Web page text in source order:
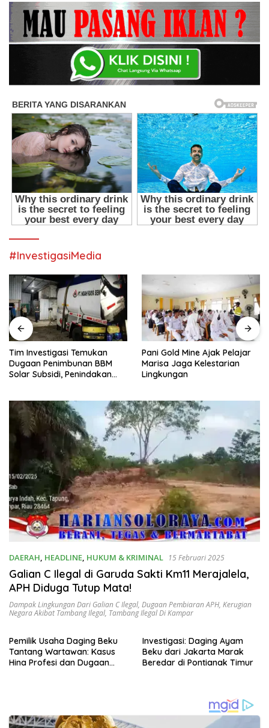
#InvestigasiMedia
Tim Investigasi Temukan
Dugaan Penimbunan BBM
Solar Subsidi, Penindakan
Pani Gold Mine Ajak Pelajar
Marisa Jaga Kelestarian
Lingkungan
DAERAH, HEADLINE, HUKUM & KRIMINAL 15 Februari 2025
Galian C Ilegal di Garuda Sakti Km11 Merajalela,
APH Diduga Tutup Mata!
Dampak Lingkungan Dari Galian C Ilegal, Dugaan Pembiaran APH, Kerugian
Negara Akibat Tambang Ilegal, Tambang Ilegal Di Kampar
Pemilik Usaha Daging Beku
Tantang Wartawan: Kasus
Hina Profesi dan Dugaan
Investigasi: Daging Ayam
Beku dari Jakarta Marak
Beredar di Pontianak Timur